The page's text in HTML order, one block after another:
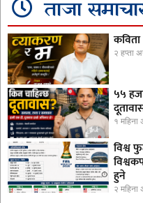
ताजा
२ हप्ता
५५
१ महिना
विश्व
हुने
२ महिना